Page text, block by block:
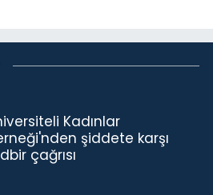
Kadınlar
şiddete karşı
çağrısı